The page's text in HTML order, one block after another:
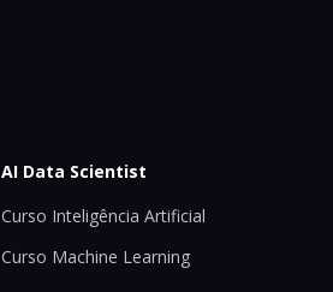
AI Data Scientist
Curso Inteligência Artificial
Curso Machine Learning